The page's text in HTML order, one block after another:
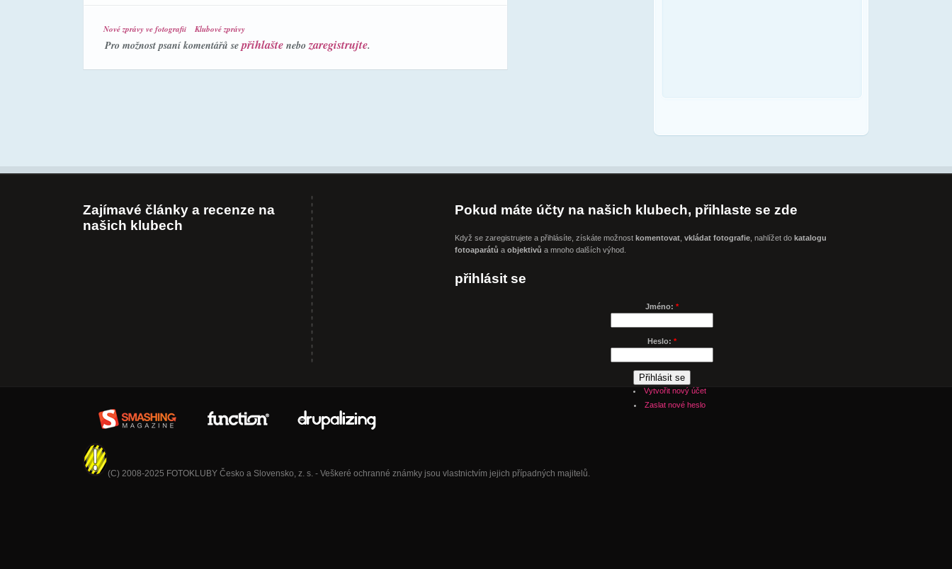
Nové zprávy ve fotografii Klubové zprávy
Pro možnost psaní komentářů sepřihlašte nebozaregistrujte.
Zajímavé články a recenze na
našich klubech
Pokud máte účty na našich klubech, přihlaste se zde
Když se zaregistrujete a přihlásíte, získáte možnost komentovat vkládat fotografie , nahlížet do katalogu
fotoaparátů a objektivů a mnoho dalších výhod.
přihlásit se
Jméno: *
Heslo: *
Vytvořit nový účet
Zaslat nové heslo
(C) 2008-2025 FOTOKLUBY Česko a Slovensko, z. s. - Veškeré ochranné známky jsou vlastnictvím jejich případných majitelů.